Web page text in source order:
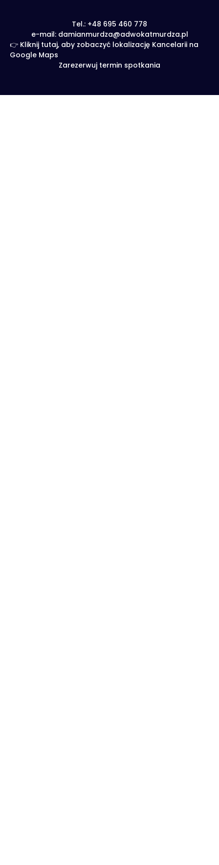
Tel.: +48 695 460 778
e-mail: damianmurdza@adwokatmurdza.pl
👉 Kliknij tutaj, aby zobaczyć lokalizację Kancelarii na
Google Maps
Zarezerwuj termin spotkania